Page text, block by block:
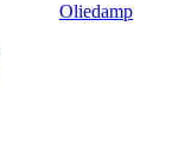
Oliedamp